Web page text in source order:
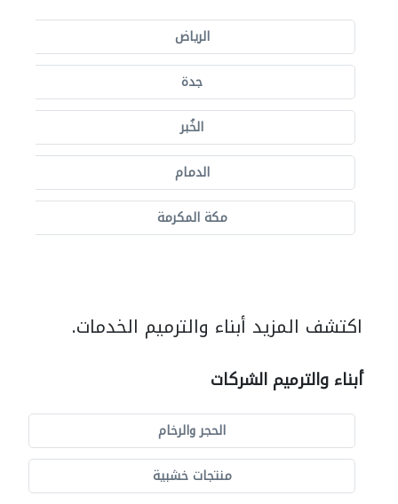
الرياض
جدة
الخُبر
الدمام
مكة المكرمة
اكتشف المزيد أبناء والترميم الخدمات.
أبناء والترميم الشركات
الحجر والرخام
منتجات خشبية